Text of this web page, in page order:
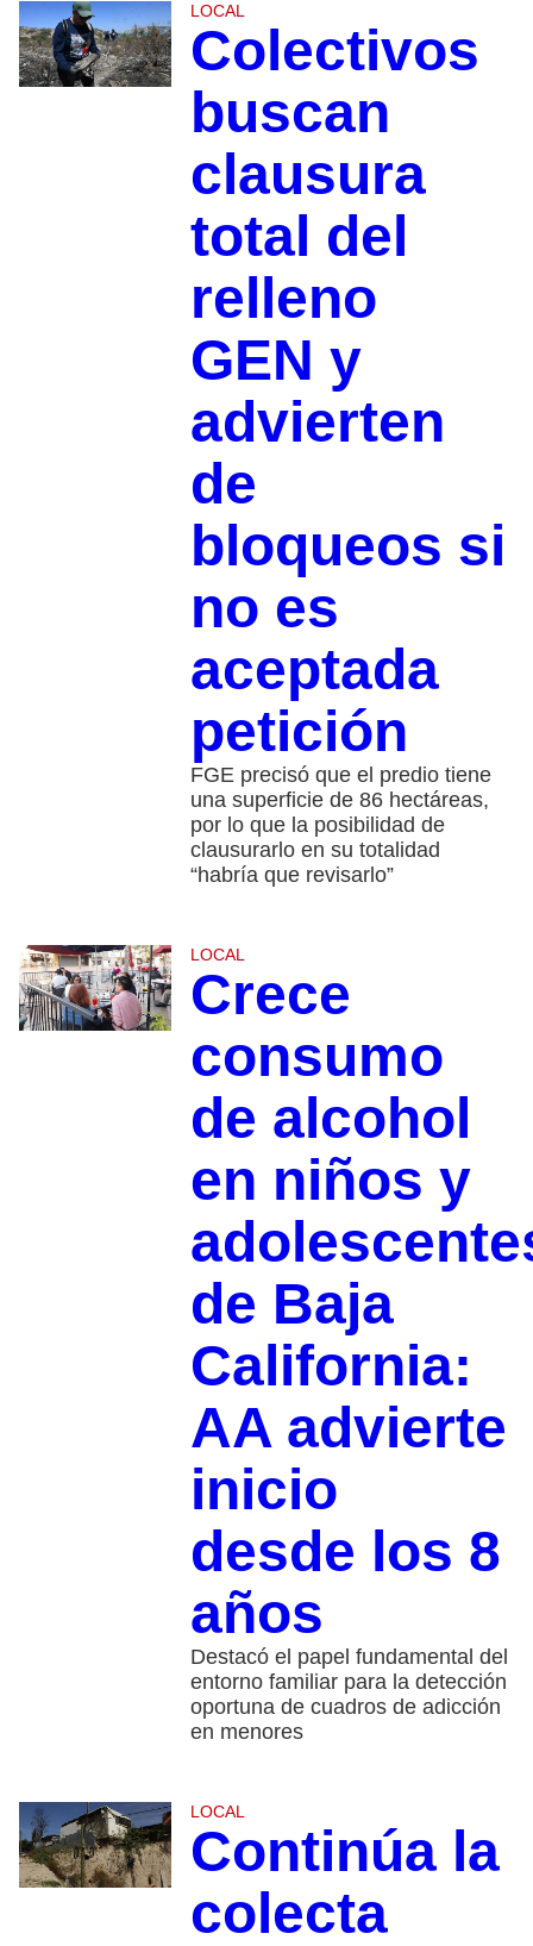
LOCAL
Colectivos
buscan
clausura
total del
relleno
GEN y
advierten
de
bloqueos si
no es
aceptada
petición
FGE precisó que el predio tiene
una superficie de 86 hectáreas,
por lo que la posibilidad de
clausurarlo en su totalidad
“habría que revisarlo”
LOCAL
Crece
consumo
de alcohol
en niños y
de Baja
California:
AA advierte
inicio
desde los 8
años
Destacó el papel fundamental del
entorno familiar para la detección
oportuna de cuadros de adicción
en menores
LOCAL
Continúa la
colecta